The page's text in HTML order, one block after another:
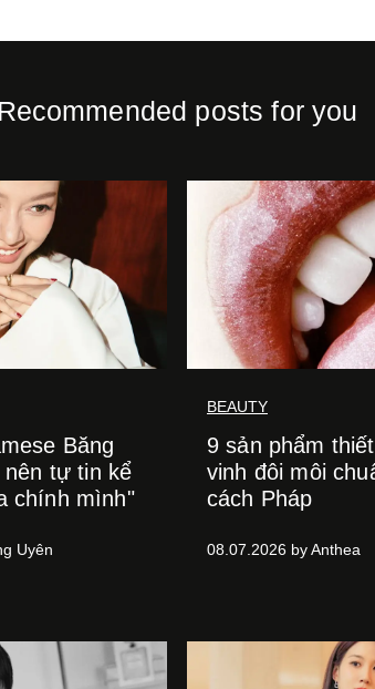
Recommended posts for you
Băng
nên tự tin kể
chính mình"
Uyên
BEAUTY
9 sản phẩm
vinh đôi môi
cách Pháp
08.07.2026 by Anthea